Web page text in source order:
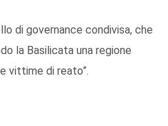
di governance condivisa, che
la Basilicata una regione
vittime di reato”.